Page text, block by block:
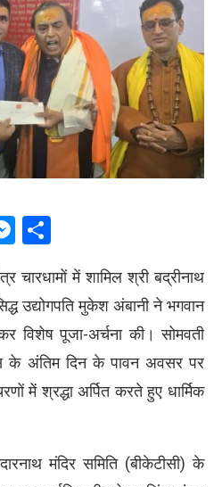
Messenger
चारधामों में शामिल श्री बद्रीनाथ
उद्योगपति मुकेश अंबानी ने भगवान
विशेष पूजा-अर्चना की। सोमवती
के अंतिम दिन के पावन अवसर पर
में श्रद्धा अर्पित करते हुए धार्मिक
मंदिर समिति (बीकेटीसी) के